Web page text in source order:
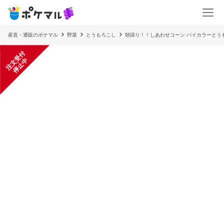
産直・通販のポケマル 野菜 とうもろこし 朝採り！！しあわせコーン バイカラーとう
注
文
受
付
停
止
中